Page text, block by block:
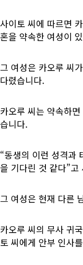
사이토 씨에 따르면
혼을 약속한 여성이
그 여성은 카오루 씨
다렸습니다.
카오루 씨는 약속하
습니다.
“동생의 이런 성격과
을 기다린 것 같다”
그 여성은 현재 다른
카오루 씨의 무사 귀
토 씨에게 안부 인사